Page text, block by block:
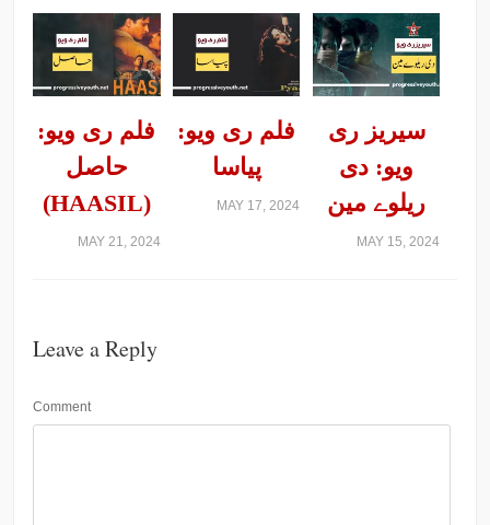
فلم ری ویو:
حاصل
(HAASIL)
MAY 21, 2024
فلم ری ویو:
پیاسا
MAY 17, 2024
سیریز ری
ویو: دی
ریلوے مین
MAY 15, 2024
Leave a Reply
Comment